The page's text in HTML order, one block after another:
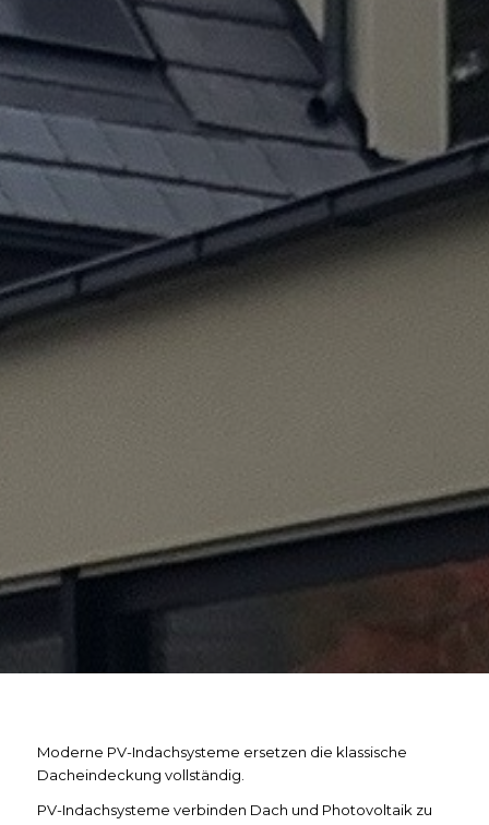
Moderne PV-Indachsysteme ersetzen die klassische
Dacheindeckung vollständig.
PV-Indachsysteme verbinden Dach und Photovoltaik zu